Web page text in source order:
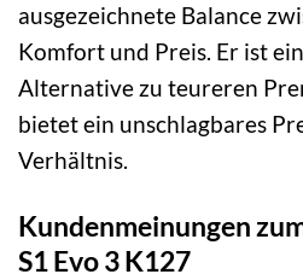
ausgezeichnete Balance
Komfort und Preis. Er ist
Alternative zu teureren
bietet ein unschlagbares
Verhältnis.
Kundenmeinungen
S1 Evo 3 K127